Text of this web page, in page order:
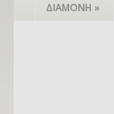
ΔΙΑΜΟΝΗ »